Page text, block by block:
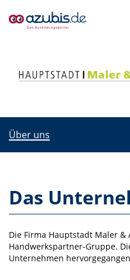
Über uns
Das
Die Firma Hauptstadt Maler &
Handwerkspartner-Gruppe.
Unternehmen